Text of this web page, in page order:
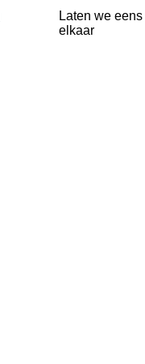
Laten we eens
elkaar